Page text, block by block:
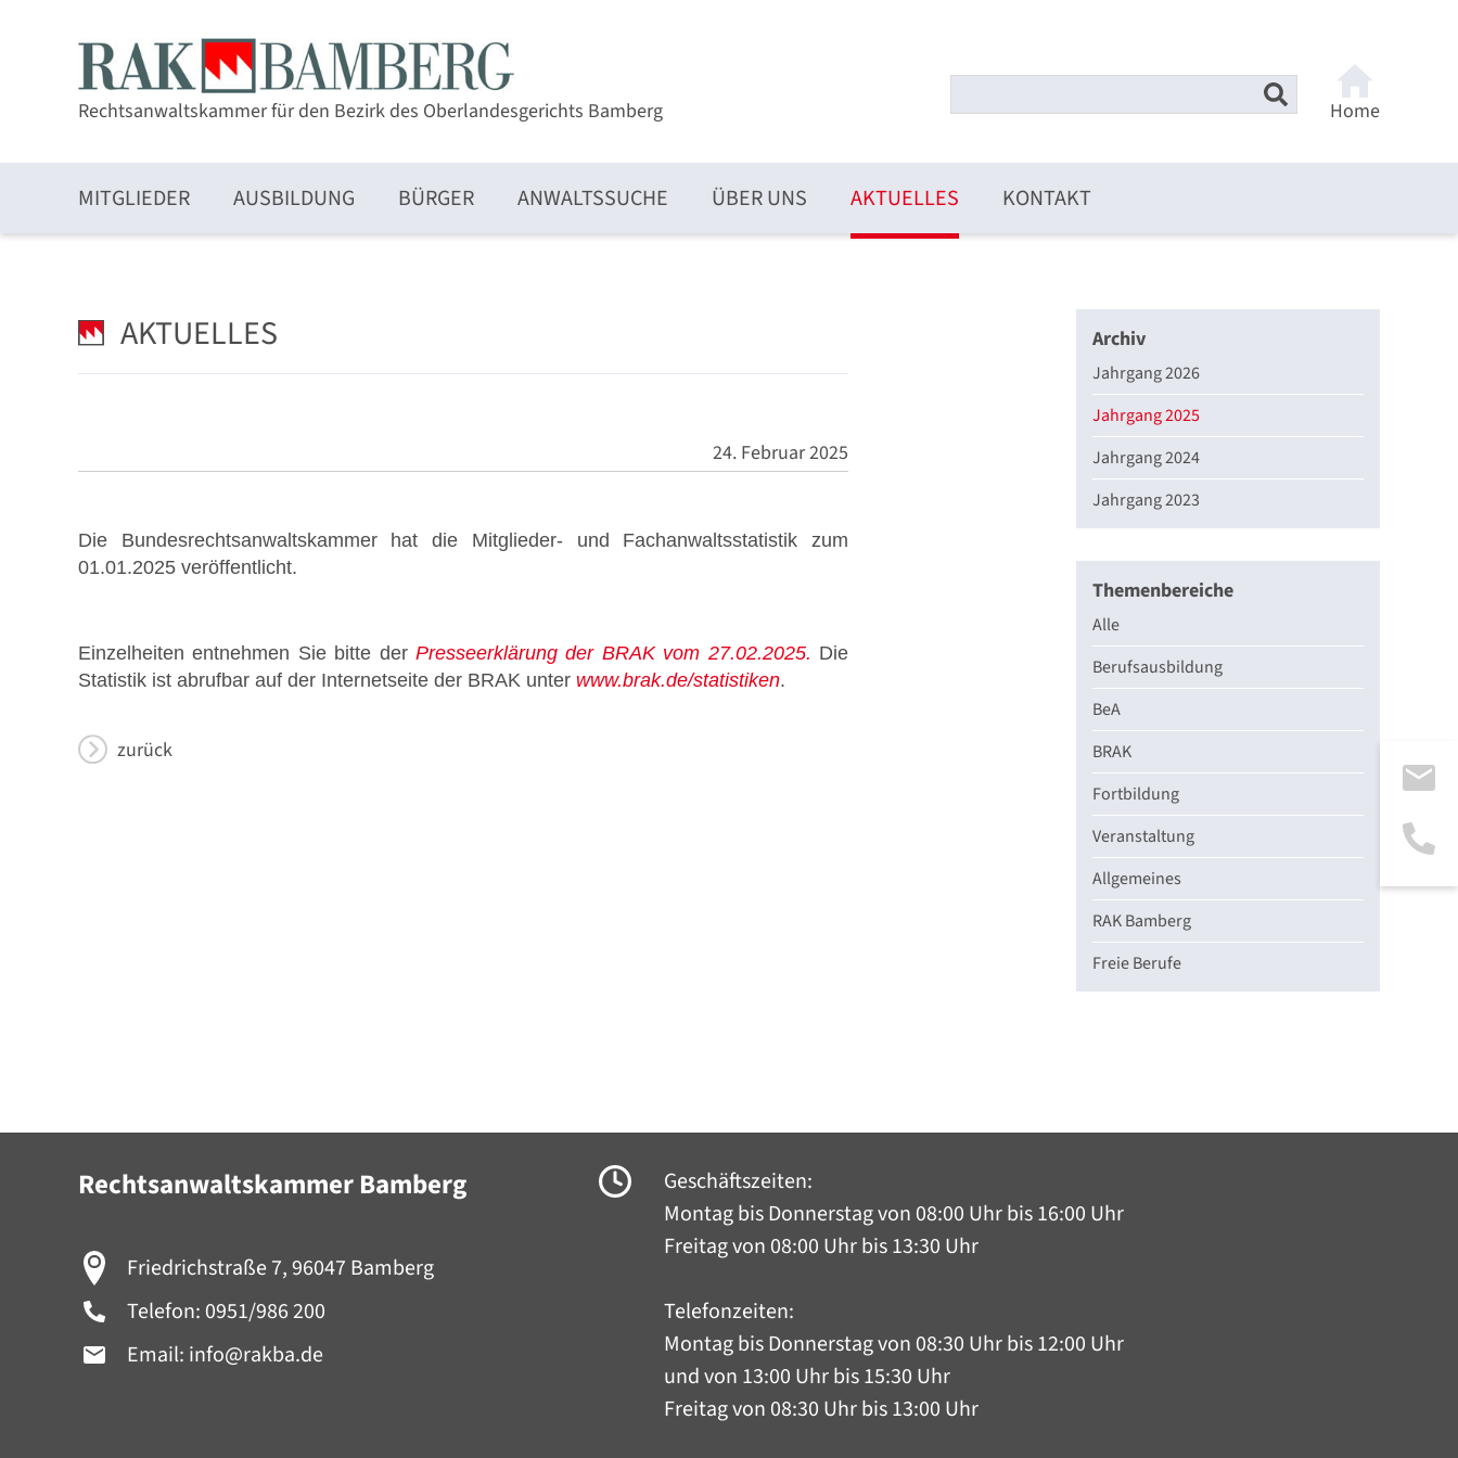
Rechtsanwaltskammer für den Bezirk des Oberlandesgerichts Bamberg Home
MITGLIEDER AUSBILDUNG BÜRGER ANWALTSSUCHE ÜBER UNS AKTUELLES KONTAKT
AKTUELLES
24. Februar 2025
Die Bundesrechtsanwaltskammer hat die Mitglieder- und Fachanwaltsstatistik zum
01.01.2025 veröffentlicht.
Einzelheiten entnehmen Sie bitte der Presseerklärung der BRAK vom 27.02.2025. Die
Statistik ist abrufbar auf der Internetseite der BRAK unter www.brak.de/statistiken.
zurück
Archiv
Jahrgang 2026
Jahrgang 2025
Jahrgang 2024
Jahrgang 2023
Themenbereiche
Alle
Berufsausbildung
BeA
BRAK
Fortbildung
Veranstaltung
Allgemeines
RAK Bamberg
Freie Berufe
Rechtsanwaltskammer Bamberg
Friedrichstraße 7, 96047 Bamberg
Telefon: 0951/986 200
Email: info@rakba.de
Geschäftszeiten:
Montag bis Donnerstagvon 08:00 Uhr bis 16:00 Uhr
Freitag von 08:00 Uhr bis 13:30 Uhr
Telefonzeiten:
Montag bis Donnerstagvon 08:30 Uhr bis 12:00 Uhr
und von 13:00 Uhr bis 15:30 Uhr
Freitag von 08:30 Uhr bis 13:00 Uhr